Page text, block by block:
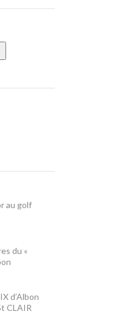
au golf
du «
d’Albon
CLAIR